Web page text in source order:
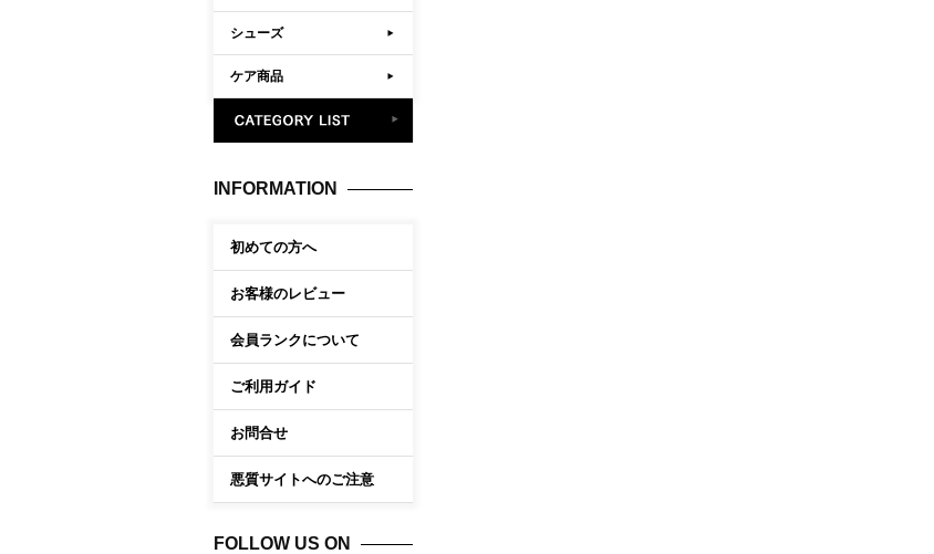
シューズ
ケア商品
INFORMATION
初めての方へ
お客様のレビュー
会員ランクについて
ご利用ガイド
お問合せ
悪質サイトへのご注意
FOLLOW US ON